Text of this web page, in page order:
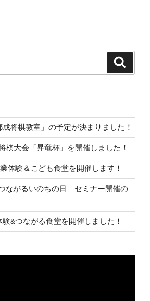
将棋教室」の予定が決まりました！
棋大会「昇竜杯」を開催しました！
体験＆こども食堂を開催します！
ながるいのちの日 セミナー開催の
&つながる食堂を開催しました！